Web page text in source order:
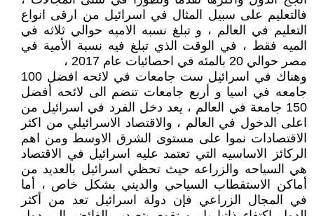
فالتعليم على سبيل المثال في اسرائيل من ارقى انواع
التعليم في العالم ، و تبلغ نسبه الاميه حوالي ثلاثه في
الميه فقط ، في الوقت الذي تبلغ فيه نسبة الأمية في
مصر حوالي 20 بالمئه في احصائيات عام 2017 ،
وهناك في اسرائيل ست جامعات في لائحه افضل 100
جامعه في اسيا و أربع جامعات تنضم الى لائحه أفضل
150 جامعة في العالم ، يعد دخل الفرد في اسرائيل من
اعلى الدخول في العالم ، والاقتصاد الاسرائيلي من اكثر
الاقتصادات نموا على مستوى الشرق الاوسط ومن اهم
الركائز الاساسيه التي تعتمد عليه اسرائيل في الاقتصاد
هي السياحه والزراعه حيث تحظي اسرائيل بالعديد من
أماكن الاستقطاب السياحي والديني بشكل خاص ، أما
في المجال الزراعي فإن دولة اسرائيل تعد من أكثر